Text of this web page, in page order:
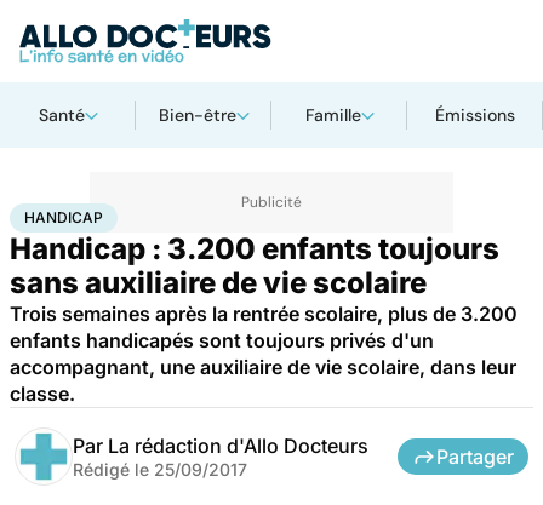
Santé Bien-être Famille Émissions
AccueilSanté Maladies
HANDICAP
Handicap : 3.200 enfants toujours
sans auxiliaire de vie scolaire
Trois semaines après la rentrée scolaire, plus de 3.200
enfants handicapés sont toujours privés d'un
accompagnant, une auxiliaire de vie scolaire, dans leur
classe.
Par La rédaction d'Allo Docteurs
Rédigé le 25/09/2017
Partager